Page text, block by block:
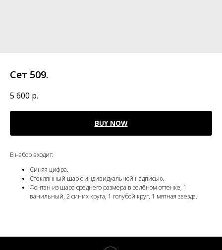
Сет 509.
5 600 р.
BUY NOW
В набор входит:
Синяя цифра.
Стеклянный шар с индивидуальной надписью.
Фонтан из шара среднего размера в зелёном оттенке, 1
ванильный, 2 синих круга, 1 голубой круг, 1 мятная звезда.